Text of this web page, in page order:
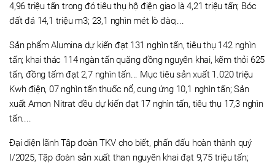
4,96 triệu tấn trong đó tiêu thụ hộ điện giao là 4,21 triệu tấn; Bóc
đất đá 14,1 triệu m3; 23,1 nghìn mét lò đào;...
Sản phẩm Alumina dự kiến đạt 131 nghìn tấn, tiêu thụ 142 nghìn
tấn; khai thác 114 ngàn tấn quặng đồng nguyên khai, kẽm thỏi 625
tấn, đồng tấm đạt 2,7 nghìn tấn... Mục tiêu sản xuất 1.020 triệu
Kwh điện, 07 nghìn tấn thuốc nổ, cung ứng 10,1 nghìn tấn; Sản
xuất Amon Nitrat đều dự kiến đạt 17 nghìn tấn, tiêu thụ 17,3 nghìn
tấn....
Đại diện lãnh Tập đoàn TKV cho biết, phấn đấu hoàn thành quý
I/2025, Tập đoàn sản xuất than nguyên khai đạt 9,75 triệu tấn;